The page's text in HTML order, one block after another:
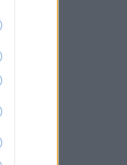
Post: Ο Τραμπ θέλει τον
υποψήφιο για την
2028
ρεκόρ ζέστης με
Κελσίου
- 20:03
προς χώρες του Κόλπου: